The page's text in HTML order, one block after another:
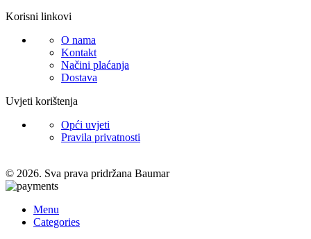
Korisni linkovi
O nama
Kontakt
Načini plaćanja
Dostava
Uvjeti korištenja
Opći uvjeti
Pravila privatnosti
© 2026. Sva prava pridržana Baumar
Menu
Categories